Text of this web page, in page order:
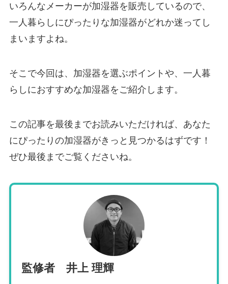
いろんなメーカーが加湿器を販売しているので、
一人暮らしにぴったりな加湿器がどれか迷ってし
まいますよね。
そこで今回は、加湿器を選ぶポイントや、一人暮
らしにおすすめな加湿器をご紹介します。
この記事を最後までお読みいただければ、あなた
にぴったりの加湿器がきっと見つかるはずです！
ぜひ最後までご覧くださいね。
監修者 井上 理輝